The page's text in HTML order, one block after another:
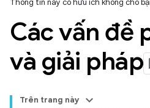
Thông tin này có hữu ích không cho
Các vấn đề
và giải pháp
Trên trang này